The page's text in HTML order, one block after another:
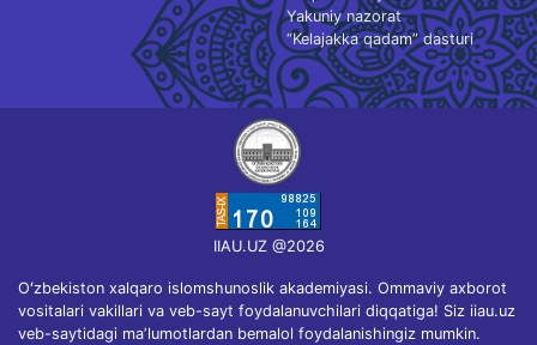
Yakuniy nazorat
“Kelajakka qadam” dasturi
IIAU.UZ @2026
Oʻzbekiston xalqaro islomshunoslik akademiyasi. Ommaviy axborot
vositalari vakillari va veb-sayt foydalanuvchilari diqqatiga! Siz iiau.uz
veb-saytidagi maʼlumotlardan bemalol foydalanishingiz mumkin.